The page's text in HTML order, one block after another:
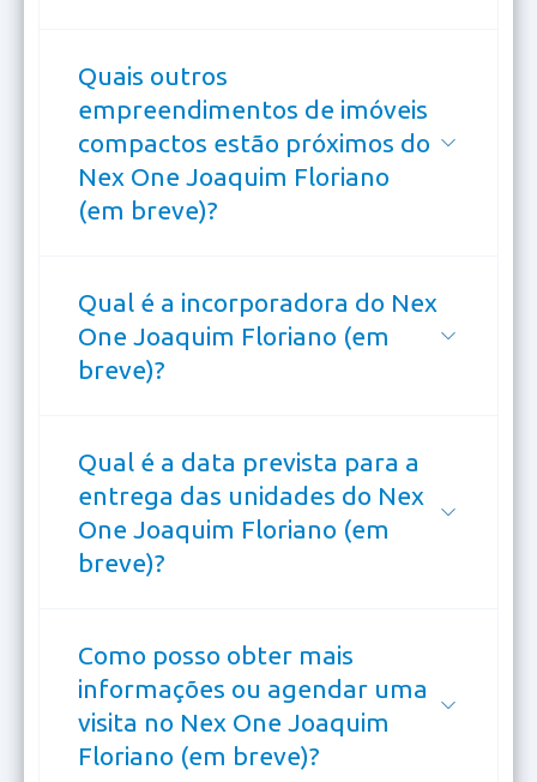
Quais outros
empreendimentos de imóveis
compactos estão próximos do
Nex One Joaquim Floriano
(em breve)?
Qual é a incorporadora do Nex
One Joaquim Floriano (em
breve)?
Qual é a data prevista para a
entrega das unidades do Nex
One Joaquim Floriano (em
breve)?
Como posso obter mais
informações ou agendar uma
visita no Nex One Joaquim
Floriano (em breve)?